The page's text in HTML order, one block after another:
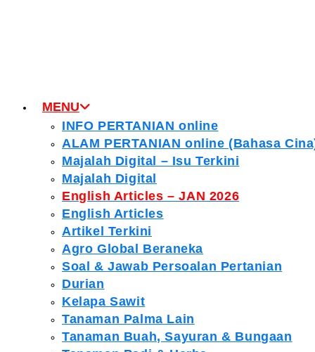
MENU
INFO PERTANIAN online
ALAM PERTANIAN online (Bahasa
Majalah Digital – Isu Terkini
Majalah Digital
English Articles – JAN 2026
English Articles
Artikel Terkini
Agro Global Beraneka
Soal & Jawab Persoalan Pertanian
Durian
Kelapa Sawit
Tanaman Palma Lain
Tanaman Buah, Sayuran & Bungaan